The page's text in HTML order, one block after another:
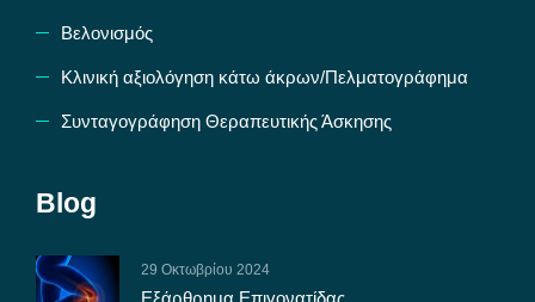
Βελονισμός
Κλινική αξιολόγηση κάτω άκρων/Πελματογράφημα
Συνταγογράφηση Θεραπευτικής Άσκησης
Blog
29 Οκτωβρίου 2024
Εξάρθρημα Επιγονατίδας